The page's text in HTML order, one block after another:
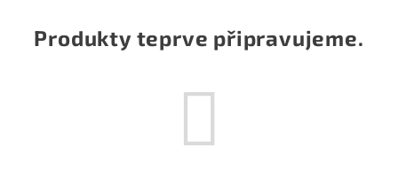
Produkty teprve připravujeme.